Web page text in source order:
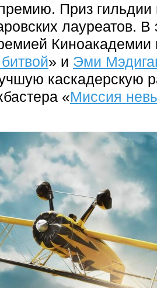
Приз гильдии
лауреатов.
» и Эми
каскадерскую
«Миссия